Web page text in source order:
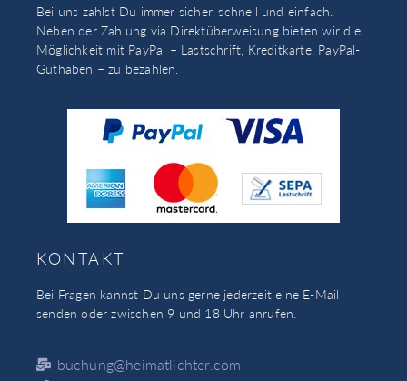
Bei uns zahlst Du immer sicher, schnell und einfach.
Neben der Zahlung via Direktüberweisung bieten wir die
Möglichkeit mit PayPal – Lastschrift, Kreditkarte, PayPal-
Guthaben – zu bezahlen.
KONTAKT
Bei Fragen kannst Du uns gerne jederzeit eine E-Mail
senden oder zwischen 9 und 18 Uhr anrufen.
buchung@heimatlichter.com